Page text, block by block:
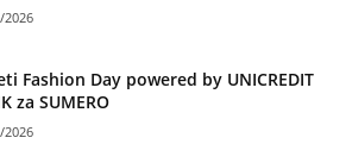
2026
Fashion Day powered by UNICREDIT
za SUMERO
2026